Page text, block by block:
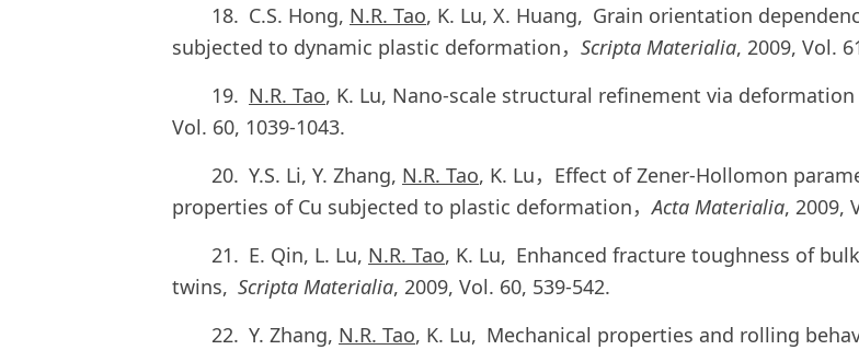
18. C.S. Hong, N.R. Tao, K. Lu, X. Huang, Grain orientation
subjected to dynamic plastic deformation， Scripta Materialia, 2009, Vol.
19. N.R. Tao, K. Lu, Nano-scale structural refinement via
Vol. 60, 1039-1043.
20. Y.S. Li, Y. Zhang, N.R. Tao, K. Lu，Effect of Zener-Hollomon
properties of Cu subjected to plastic deformation，Acta Materialia, 2009,
21. E. Qin, L. Lu, N.R. Tao, K. Lu, Enhanced fracture toughness of
twins, Scripta Materialia, 2009, Vol. 60, 539-542.
22. Y. Zhang, N.R. Tao, K. Lu, Mechanical properties and rolling